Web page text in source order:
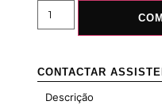
CONTACTAR
Descrição